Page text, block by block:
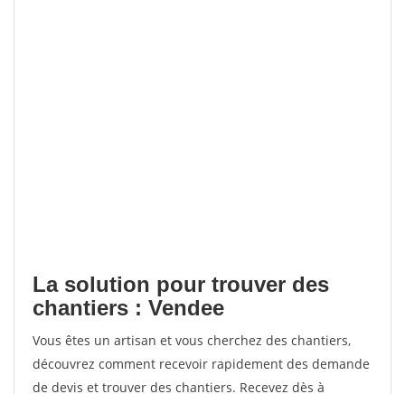
La solution pour trouver des
chantiers : Vendee
Vous êtes un artisan et vous cherchez des chantiers,
découvrez comment recevoir rapidement des demande
de devis et trouver des chantiers. Recevez dès à